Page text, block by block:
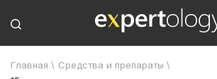
Главная \ Средства и препараты \